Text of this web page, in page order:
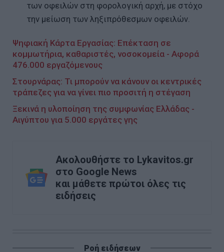
των οφειλών στη φορολογική αρχή, με στόχο
την μείωση των ληξιπρόθεσμων οφειλών.
Ψηφιακή Κάρτα Εργασίας: Επέκταση σε
κομμωτήρια, καθαριστές, νοσοκομεία - Αφορά
476.000 εργαζόμενους
Στουρνάρας: Τι μπορούν να κάνουν οι κεντρικές
τράπεζες για να γίνει πιο προσιτή η στέγαση
Ξεκινά η υλοποίηση της συμφωνίας Ελλάδας -
Αιγύπτου για 5.000 εργάτες γης
Ακολουθήστε το Lykavitos.gr
στο Google News
και μάθετε πρώτοι όλες τις
ειδήσεις
Ροή ειδήσεων